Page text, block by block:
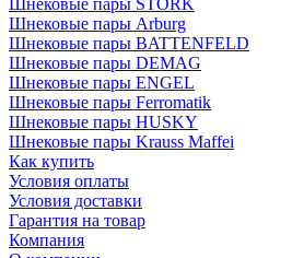
Шнековые пары STORK
Шнековые пары Arburg
Шнековые пары BATTENFELD
Шнековые пары DEMAG
Шнековые пары ENGEL
Шнековые пары Ferromatik
Шнековые пары HUSKY
Шнековые пары Krauss Maffei
Как купить
Условия оплаты
Условия доставки
Гарантия на товар
Компания